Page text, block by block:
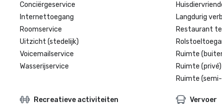
Conciërgeservice
Internettoegang
Roomservice
Uitzicht (stedelijk)
Voicemailservice
Wasserijservice
Langdurig
Restaurant
Ruimte
Ruimte (privé)
Ruimte
Recreatieve activiteiten
Vervoer